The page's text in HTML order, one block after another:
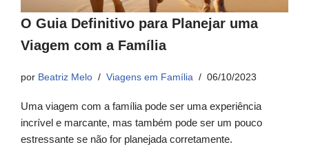
O Guia Definitivo para Planejar uma
Viagem com a Família
por Beatriz Melo Viagens em Família 06/10/2023
Uma viagem com a família pode ser uma experiência
incrível e marcante, mas também pode ser um pouco
estressante se não for planejada corretamente.